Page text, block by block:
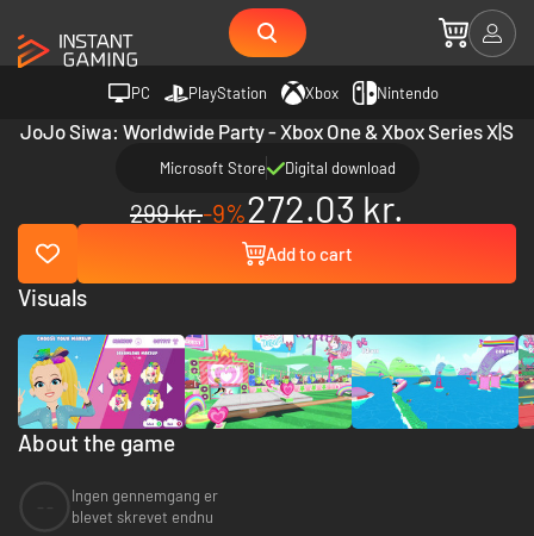
PC PlayStation Xbox Nintendo
JoJo Siwa: Worldwide Party - Xbox One & Xbox Series X|S
Microsoft Store Digital download
299 kr.-9%272.03 kr.
Add to cart
About the game
Ingen gennemgang er
blevet skrevet endnu
Visuals